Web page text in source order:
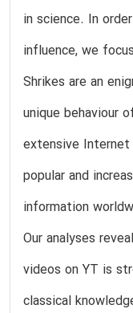
in science. In
influence, we
Shrikes are an
unique behaviour
extensive Internet
popular and
information
Our analyses
videos on YT is
classical